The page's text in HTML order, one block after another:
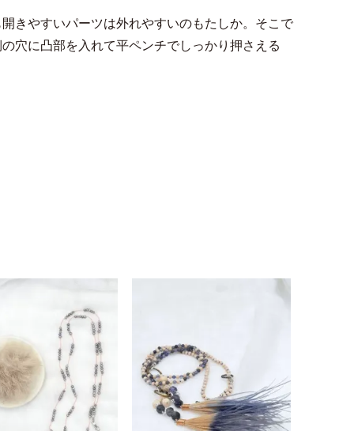
きやすいパーツは外れやすいのもたしか。そこで
穴に凸部を入れて平ペンチでしっかり押さえる